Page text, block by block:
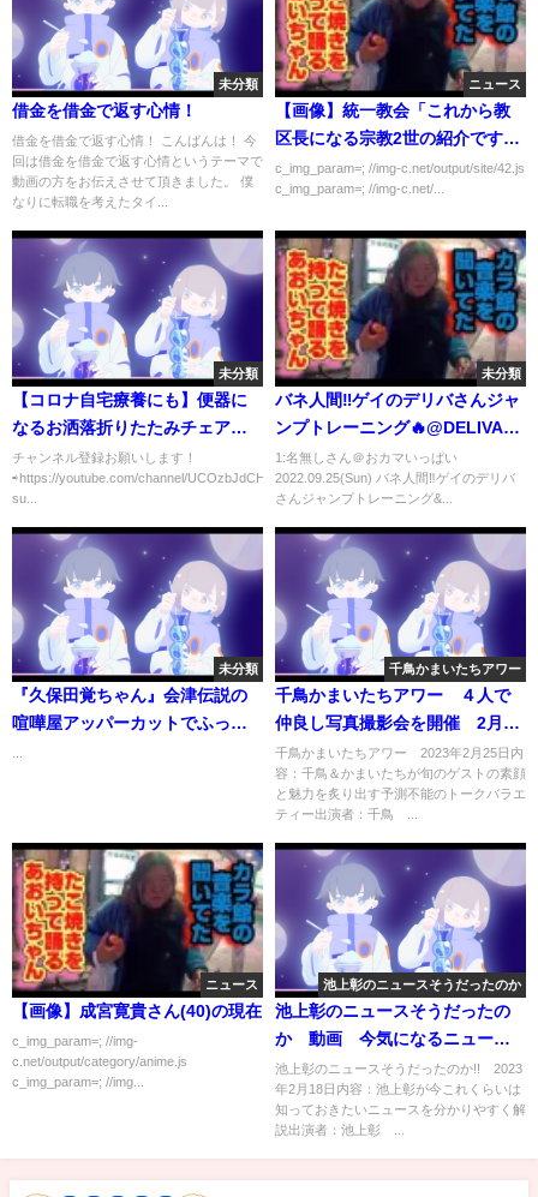
未分類
借金を借金で返す心情！
借金を借金で返す心情！ こんばんは！ 今
回は借金を借金で返す心情というテーマで
動画の方をお伝えさせて頂きました。 僕
なりに転職を考えたタイ...
ニュース
【画像】統一教会「これから教
区長になる宗教2世の紹介です」
ﾄﾞﾝｯ！
c_img_param=; //img-c.net/output/site/42.js
c_img_param=; //img-c.net/...
未分類
【コロナ自宅療養にも】便器に
なるお洒落折りたたみチェアで
ウ◯チします！ポータブルトイ
レ使用レビュー[ドローン映像あ
チャンネル登録お願いします！
⇨https://youtube.com/channel/UCOzbJdCHk17lGiYbxg7yoxw?
su...
未分類
バネ人間‼️ゲイのデリバさんジャ
ンプトレーニング🔥@DELIVAち
ゃん寝る
1:名無しさん＠おカマいっぱい
2022.09.25(Sun) バネ人間‼️ゲイのデリバ
さんジャンプトレーニング&...
未分類
『久保田覚ちゃん』会津伝説の
喧嘩屋アッパーカットでふっ飛
千鳥かまいたちアワー
千鳥かまいたちアワー ４人で
仲良し写真撮影会を開催 2月25
日
千鳥かまいたちアワー 2023年2月25日内
容：千鳥＆かまいたちが旬のゲストの素顔
と魅力を炙り出す予測不能のトークバラエ
ティー出演者：千鳥 ...
ニュース
【画像】成宮寛貴さん(40)の現在
c_img_param=; //img-
c.net/output/category/anime.js
c_img_param=; //img...
池上彰のニュースそうだったのか
池上彰のニュースそうだったの
か 動画 今気になるニュース
をわかりやすく解説 2月18日
池上彰のニュースそうだったのか!! 2023
年2月18日内容：池上彰が今これくらいは
知っておきたいニュースを分かりやすく解
説出演者：池上彰 ...